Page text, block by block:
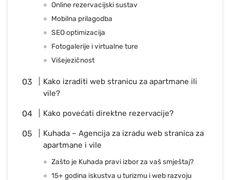
Online rezervacijski sustav
Mobilna prilagodba
SEO optimizacija
Fotogalerije i virtualne ture
Višejezičnost
Kako izraditi web stranicu za apartmane ili
vile?
Kako povećati direktne rezervacije?
Kuhada – Agencija za izradu web stranica za
apartmane i vile
Zašto je Kuhada pravi izbor za vaš smještaj?
15+ godina iskustva u turizmu i web razvoju